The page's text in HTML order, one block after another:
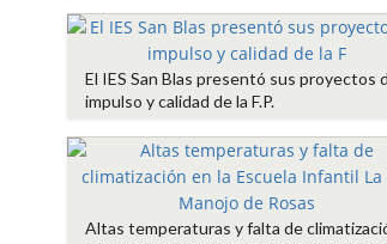
El IES San Blas presentó sus proyectos
impulso y calidad de la F.P.
Altas temperaturas y falta de